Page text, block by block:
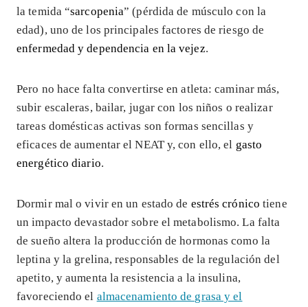
la temida “sarcopenia” (pérdida de músculo con la
edad), uno de los principales factores de riesgo de
enfermedad y dependencia en la vejez.
Pero no hace falta convertirse en atleta: caminar más,
subir escaleras, bailar, jugar con los niños o realizar
tareas domésticas activas son formas sencillas y
eficaces de aumentar el NEAT y, con ello, el gasto
energético diario.
Dormir mal o vivir en un estado de estrés crónico tiene
un impacto devastador sobre el metabolismo. La falta
de sueño altera la producción de hormonas como la
leptina y la grelina, responsables de la regulación del
apetito, y aumenta la resistencia a la insulina,
favoreciendo el almacenamiento de grasa y el